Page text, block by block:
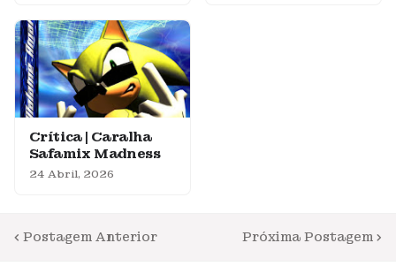
Crítica | Caralha
Safamix Madness
24 Abril, 2026
Postagem Anterior Próxima Postagem